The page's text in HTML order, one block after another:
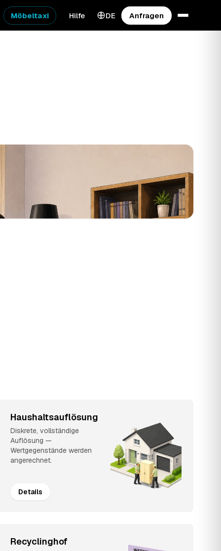
Möbeltaxi Hilfe DE Anfragen
Haushaltsauflösung
Diskrete, vollständige
Auflösung —
Wertgegenstände werden
angerechnet.
Details
Recyclinghof